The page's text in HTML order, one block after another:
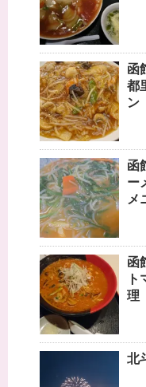
函
都
ン
函
ー
メ
函
理
北